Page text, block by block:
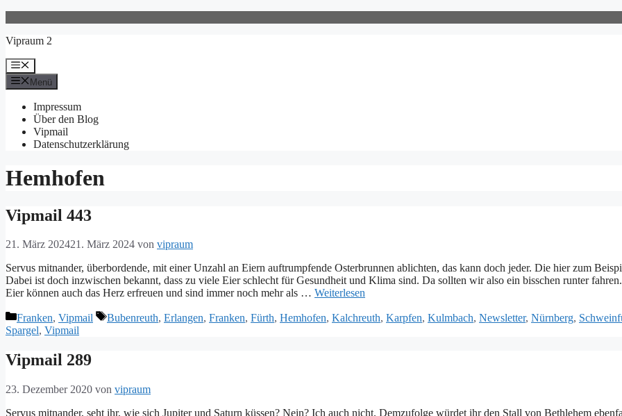
springen
Vipraum 2
Menü
Menü
Impressum
Über den Blog
Vipmail
Datenschutzerklärung
Hemhofen
Vipmail 443
21. März 202421. März 2024 von vipraum
Servus mitnander, überbordende, mit einer Unzahl an Eiern auftrumpfende Osterbrunnen ablichten, das kann doch jeder. Die hier zum
Dabei ist doch inzwischen bekannt, dass zu viele Eier schlecht für Gesundheit und Klima sind. Da sollten wir also ein bisschen runter
Eier können auch das Herz erfreuen und sind immer noch mehr als … Weiterlesen
Kategorien
Franken, Vipmail Schlagwörter
Bubenreuth, Erlangen, Franken, Fürth, Hemhofen, Kalchreuth, Karpfen, Kulmbach, Newsletter, Nürnberg,
Spargel, Vipmail
Vipmail 289
23. Dezember 2020 von vipraum
Servus mitnander, seht ihr, wie sich Jupiter und Saturn küssen? Nein? Ich auch nicht. Demzufolge würdet ihr den Stall von Bethlehem